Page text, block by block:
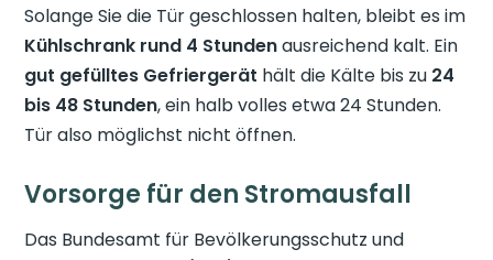
Solange Sie die Tür geschlossen halten, bleibt es im
Kühlschrank rund 4 Stundenausreichend kalt. Ein
gut gefülltes Gefriergerät hält die Kälte bis zu 24
bis 48 Stunden, ein halb volles etwa 24 Stunden.
Tür also möglichst nicht öffnen.
Vorsorge für den Stromausfall
Das Bundesamt für Bevölkerungsschutz und